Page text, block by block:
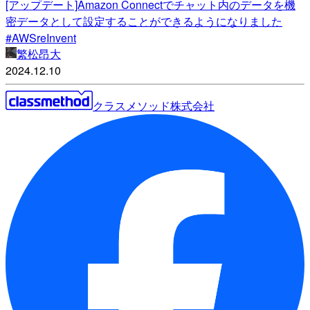
[アップデート]Amazon Connectでチャット内のデータを機
密データとして設定することができるようになりました
#AWSreInvent
繁松昂大
2024.12.10
クラスメソッド株式会社